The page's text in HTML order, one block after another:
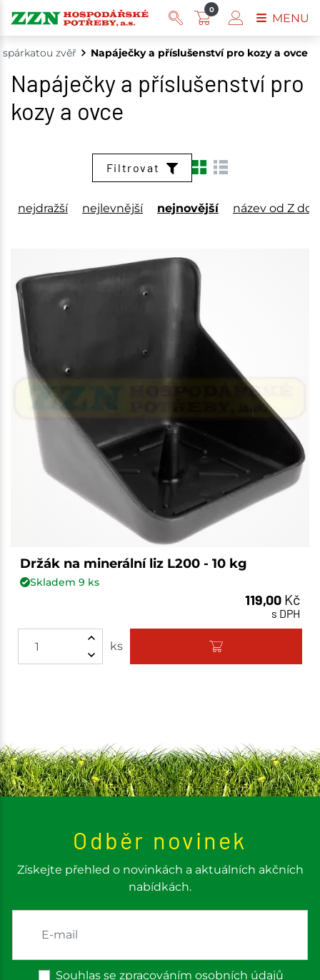
zvěř Napáječky a příslušenství pro kozy a ovce
Napáječky a příslušenství pro
kozy a ovce
Filtrovat
nejdražší nejlevnější nejnovější název od Z do
Držák na minerální liz L200 - 10 kg
Skladem 9 ks
119,00 Kč
s DPH
ks
Odběr novinek
Získejte přehled o novinkách a aktuálních akčních
nabídkách.
Souhlas se zpracováním osobních údajů
0
MENU